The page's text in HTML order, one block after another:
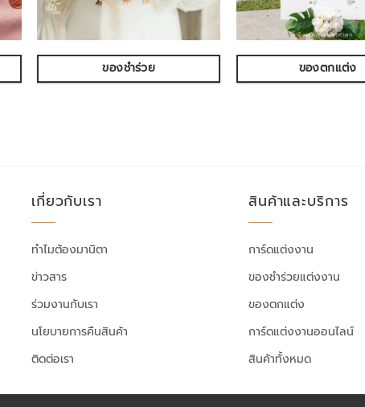
ของชำร่วย ของตกแต่ง
เกี่ยวกับเรา
ทำไมต้องมานิตา
ข่าวสาร
ร่วมงานกับเรา
นโยบายการคืนสินค้า
ติดต่อเรา
สินค้าและบริการ
การ์ดแต่งงาน
ของชำร่วยแต่งงาน
ของตกแต่ง
การ์ดแต่งงานออนไลน์
สินค้าทั้งหมด